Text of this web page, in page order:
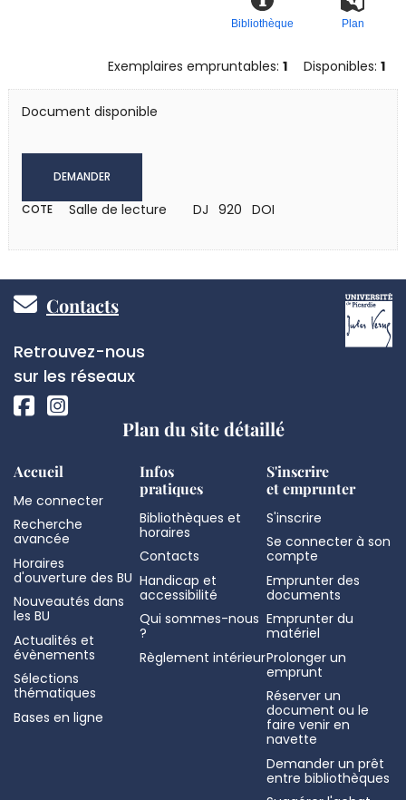
Plan
Bibliothèque
Exemplaires empruntables:1 Disponibles:1
Document disponible
DEMANDER
COTE Salle de lecture DJ 920 DOI
Pied
de
page
Contacts
Réseaux
sociaux
Retrouvez-nous
sur les réseaux
Plan du site détaillé
Accueil
Me connecter
Recherche
avancée
Horaires
d'ouverture des BU
Nouveautés dans
les BU
Actualités et
évènements
Sélections
thématiques
Bases en ligne
Infos
pratiques
Bibliothèques et
horaires
Contacts
Handicap et
accessibilité
Qui sommes-nous
?
Règlement intérieur
S'inscrire
et emprunter
S'inscrire
Se connecter à son
compte
Emprunter des
documents
Emprunter du
matériel
Prolonger un
emprunt
Réserver un
document ou le
faire venir en
navette
Demander un prêt
entre bibliothèques